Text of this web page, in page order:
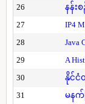
26
နန်း
27
IP4
28
Java
29
A
30
နိုင်ငံ
31
မနက်